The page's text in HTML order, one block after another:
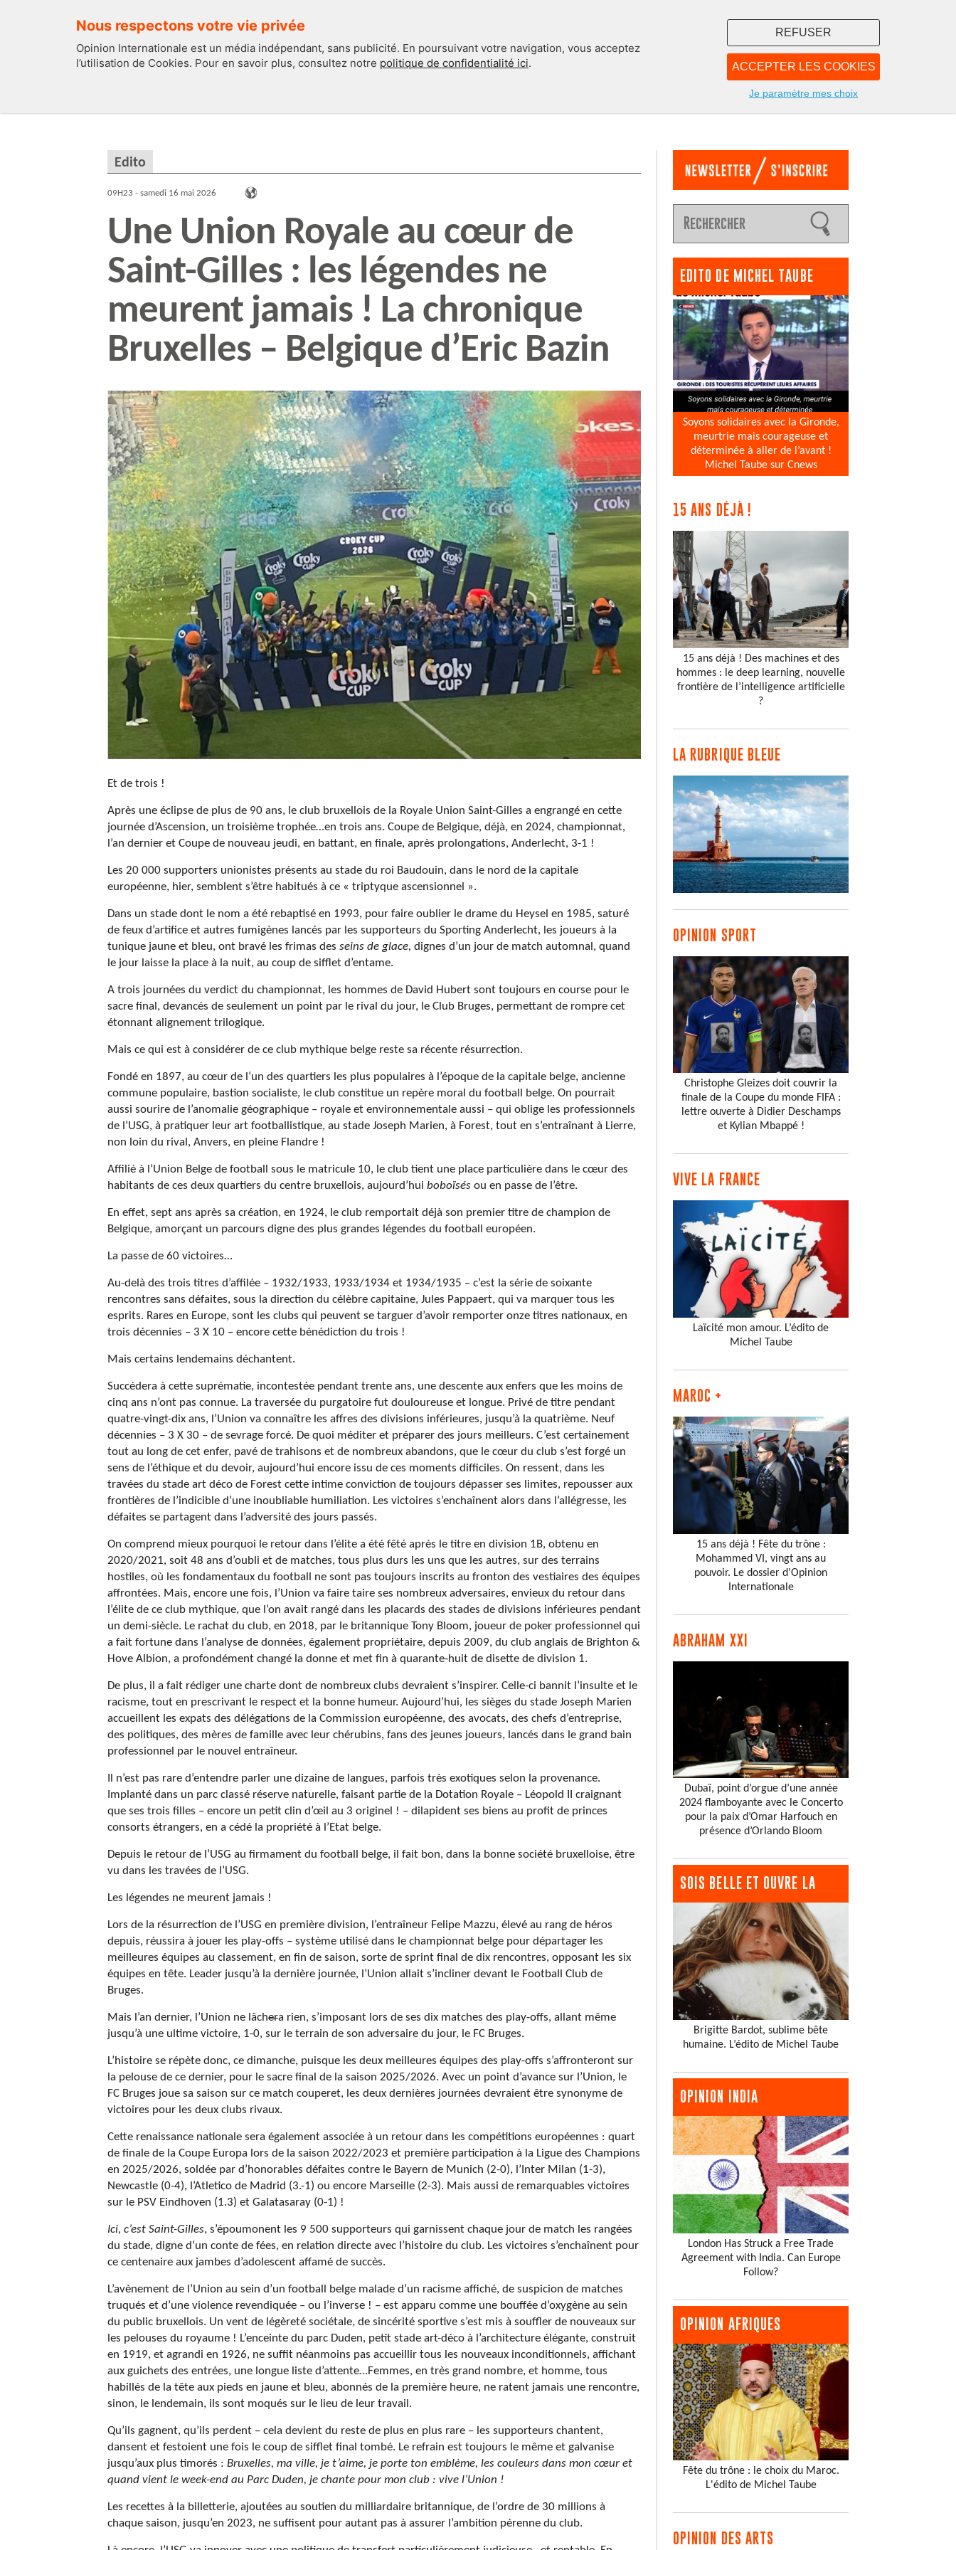
Nous respectons votre vie privée
Opinion Internationale est un média indépendant, sans publicité. En poursuivant votre navigation, vous acceptez
l’utilisation de Cookies. Pour en savoir plus, consultez notre politique de confidentialité ici. ACCEPTER LES COOKIES
REFUSER
Je paramètre mes choix
NOUS
Edito
09H23 - samedi 16 mai 2026
Une Union Royale au cœur de
Saint-Gilles : les légendes ne
meurent jamais ! La chronique
Bruxelles – Belgique d’Eric Bazin
Et de trois !
Après une éclipse de plus de 90 ans, le club bruxellois de la Royale Union Saint-Gilles a engrangé en cette
journée d’Ascension, un troisième trophée…en trois ans. Coupe de Belgique, déjà, en 2024, championnat,
l’an dernier et Coupe de nouveau jeudi, en battant, en finale, après prolongations, Anderlecht, 3-1 !
Les 20 000 supporters unionistes présents au stade du roi Baudouin, dans le nord de la capitale
européenne, hier, semblent s’être habitués à ce « triptyque ascensionnel ».
Dans un stade dont le nom a été rebaptisé en 1993, pour faire oublier le drame du Heysel en 1985, saturé
de feux d’artifice et autres fumigènes lancés par les supporteurs du Sporting Anderlecht, les joueurs à la
tunique jaune et bleu, ont bravé les frimas des seins de glace, dignes d’un jour de match automnal, quand
le jour laisse la place à la nuit, au coup de sifflet d’entame.
A trois journées du verdict du championnat, les hommes de David Hubert sont toujours en course pour le
sacre final, devancés de seulement un point par le rival du jour, le Club Bruges, permettant de rompre cet
étonnant alignement trilogique.
Mais ce qui est à considérer de ce club mythique belge reste sa récente résurrection.
Fondé en 1897, au cœur de l‘un des quartiers les plus populaires à l’époque de la capitale belge, ancienne
commune populaire, bastion socialiste, le club constitue un repère moral du football belge. On pourrait
aussi sourire de l’anomalie géographique – royale et environnementale aussi – qui oblige les professionnels
de l’USG, à pratiquer leur art footballistique, au stade Joseph Marien, à Forest, tout en s’entraînant à Lierre,
non loin du rival, Anvers, en pleine Flandre !
Affilié à l’Union Belge de football sous le matricule 10, le club tient une place particulière dans le cœur des
habitants de ces deux quartiers du centre bruxellois, aujourd’hui boboïsés ou en passe de l’être.
En effet, sept ans après sa création, en 1924, le club remportait déjà son premier titre de champion de
Belgique, amorçant un parcours digne des plus grandes légendes du football européen.
La passe de 60 victoires…
Au-delà des trois titres d’affilée – 1932/1933, 1933/1934 et 1934/1935 – c’est la série de soixante
rencontres sans défaites, sous la direction du célèbre capitaine, Jules Pappaert, qui va marquer tous les
esprits. Rares en Europe, sont les clubs qui peuvent se targuer d’avoir remporter onze titres nationaux, en
trois décennies – 3 X 10 – encore cette bénédiction du trois !
Mais certains lendemains déchantent.
Succédera à cette suprématie, incontestée pendant trente ans, une descente aux enfers que les moins de
cinq ans n’ont pas connue. La traversée du purgatoire fut douloureuse et longue. Privé de titre pendant
quatre-vingt-dix ans, l’Union va connaître les affres des divisions inférieures, jusqu’à la quatrième. Neuf
décennies – 3 X 30 – de sevrage forcé. De quoi méditer et préparer des jours meilleurs. C’est certainement
tout au long de cet enfer, pavé de trahisons et de nombreux abandons, que le cœur du club s’est forgé un
sens de l’éthique et du devoir, aujourd’hui encore issu de ces moments difficiles. On ressent, dans les
travées du stade art déco de Forest cette intime conviction de toujours dépasser ses limites, repousser aux
frontières de l’indicible d’une inoubliable humiliation. Les victoires s’enchaînent alors dans l’allégresse, les
défaites se partagent dans l’adversité des jours passés.
On comprend mieux pourquoi le retour dans l’élite a été fêté après le titre en division 1B, obtenu en
2020/2021, soit 48 ans d’oubli et de matches, tous plus durs les uns que les autres, sur des terrains
hostiles, où les fondamentaux du football ne sont pas toujours inscrits au fronton des vestiaires des équipes
affrontées. Mais, encore une fois, l’Union va faire taire ses nombreux adversaires, envieux du retour dans
l’élite de ce club mythique, que l’on avait rangé dans les placards des stades de divisions inférieures pendant
un demi-siècle. Le rachat du club, en 2018, par le britannique Tony Bloom, joueur de poker professionnel qui
a fait fortune dans l’analyse de données, également propriétaire, depuis 2009, du club anglais de Brighton &
Hove Albion, a profondément changé la donne et met fin à quarante-huit de disette de division 1.
De plus, il a fait rédiger une charte dont de nombreux clubs devraient s’inspirer. Celle-ci bannit l’insulte et le
racisme, tout en prescrivant le respect et la bonne humeur. Aujourd’hui, les sièges du stade Joseph Marien
accueillent les expats des délégations de la Commission européenne, des avocats, des chefs d’entreprise,
des politiques, des mères de famille avec leur chérubins, fans des jeunes joueurs, lancés dans le grand bain
professionnel par le nouvel entraîneur.
Il n’est pas rare d’entendre parler une dizaine de langues, parfois très exotiques selon la provenance.
Implanté dans un parc classé réserve naturelle, faisant partie de la Dotation Royale – Léopold II craignant
que ses trois filles – encore un petit clin d’œil au 3 originel ! – dilapident ses biens au profit de princes
consorts étrangers, en a cédé la propriété à l’Etat belge.
Depuis le retour de l’USG au firmament du football belge, il fait bon, dans la bonne société bruxelloise, être
vu dans les travées de l’USG.
Les légendes ne meurent jamais !
Lors de la résurrection de l’USG en première division, l’entraîneur Felipe Mazzu, élevé au rang de héros
depuis, réussira à jouer les play-offs – système utilisé dans le championnat belge pour départager les
meilleures équipes au classement, en fin de saison, sorte de sprint final de dix rencontres, opposant les six
équipes en tête. Leader jusqu’à la dernière journée, l’Union allait s’incliner devant le Football Club de
Bruges.
Mais l’an dernier, l’Union ne lâchera rien, s’imposant lors de ses dix matches des play-offs, allant même
jusqu’à une ultime victoire, 1-0, sur le terrain de son adversaire du jour, le FC Bruges.
L’histoire se répète donc, ce dimanche, puisque les deux meilleures équipes des play-offs s’affronteront sur
la pelouse de ce dernier, pour le sacre final de la saison 2025/2026. Avec un point d’avance sur l’Union, le
FC Bruges joue sa saison sur ce match couperet, les deux dernières journées devraient être synonyme de
victoires pour les deux clubs rivaux.
Cette renaissance nationale sera également associée à un retour dans les compétitions européennes : quart
de finale de la Coupe Europa lors de la saison 2022/2023 et première participation à la Ligue des Champions
en 2025/2026, soldée par d’honorables défaites contre le Bayern de Munich (2-0), l’Inter Milan (1-3),
Newcastle (0-4), l’Atletico de Madrid (3.-1) ou encore Marseille (2-3). Mais aussi de remarquables victoires
sur le PSV Eindhoven (1.3) et Galatasaray (0-1) !
Ici, c’est Saint-Gilles, s’époumonent les 9 500 supporteurs qui garnissent chaque jour de match les rangées
du stade, digne d’un conte de fées, en relation directe avec l’histoire du club. Les victoires s’enchaînent pour
ce centenaire aux jambes d’adolescent affamé de succès.
L’avènement de l’Union au sein d’un football belge malade d’un racisme affiché, de suspicion de matches
truqués et d’une violence revendiquée – ou l’inverse ! – est apparu comme une bouffée d’oxygène au sein
du public bruxellois. Un vent de légèreté sociétale, de sincérité sportive s’est mis à souffler de nouveaux sur
les pelouses du royaume ! L’enceinte du parc Duden, petit stade art-déco à l’architecture élégante, construit
en 1919, et agrandi en 1926, ne suffit néanmoins pas accueillir tous les nouveaux inconditionnels, affichant
aux guichets des entrées, une longue liste d’attente…Femmes, en très grand nombre, et homme, tous
habillés de la tête aux pieds en jaune et bleu, abonnés de la première heure, ne ratent jamais une rencontre,
sinon, le lendemain, ils sont moqués sur le lieu de leur travail.
Qu’ils gagnent, qu’ils perdent – cela devient du reste de plus en plus rare – les supporteurs chantent,
dansent et festoient une fois le coup de sifflet final tombé. Le refrain est toujours le même et galvanise
jusqu’aux plus timorés : Bruxelles, ma ville, je t’aime, je porte ton emblème, les couleurs dans mon cœur et
quand vient le week-end au Parc Duden, je chante pour mon club : vive l’Union !
Les recettes à la billetterie, ajoutées au soutien du milliardaire britannique, de l’ordre de 30 millions à
chaque saison, jusqu’en 2023, ne suffisent pour autant pas à assurer l’ambition pérenne du club.
EDITO DE MICHEL TAUBE
Soyons solidaires avec la Gironde,
meurtrie mais courageuse et
déterminée à aller de l’avant !
Michel Taube sur Cnews
15 ANS DÉJÀ !
15 ans déjà ! Des machines et des
hommes : le deep learning, nouvelle
frontière de l’intelligence artificielle
?
LA RUBRIQUE BLEUE
OPINION SPORT
Christophe Gleizes doit couvrir la
finale de la Coupe du monde FIFA :
lettre ouverte à Didier Deschamps
et Kylian Mbappé !
VIVE LA FRANCE
Laïcité mon amour. L’édito de
Michel Taube
MAROC +
15 ans déjà ! Fête du trône :
Mohammed VI, vingt ans au
pouvoir. Le dossier d'Opinion
Internationale
ABRAHAM XXI
Dubaï, point d’orgue d’une année
2024 flamboyante avec le Concerto
pour la paix d’Omar Harfouch en
présence d’Orlando Bloom
SOIS BELLE ET OUVRE LA
Brigitte Bardot, sublime bête
humaine. L’édito de Michel Taube
OPINION INDIA
London Has Struck a Free Trade
Agreement with India. Can Europe
Follow?
OPINION AFRIQUES
Fête du trône : le choix du Maroc.
L'édito de Michel Taube
OPINION DES ARTS